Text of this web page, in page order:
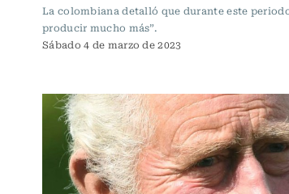
La colombiana detalló que durante este
producir mucho más”.
Sábado 4 de marzo de 2023